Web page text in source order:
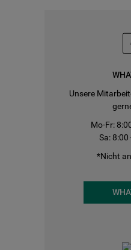
Unsere
Mo-Fr:
Sa: 8:00
*Nicht